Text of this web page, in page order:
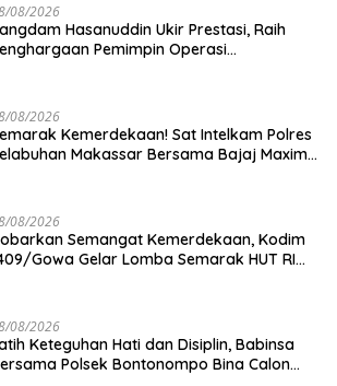
08/2026
Hasanuddin Ukir Prestasi, Raih
Pemimpin Operasi
08/2026
Kemerdekaan! Sat Intelkam Polres
Makassar Bersama Bajaj Maxim
08/2026
Semangat Kemerdekaan, Kodim
Gowa Gelar Lomba Semarak HUT RI
08/2026
Keteguhan Hati dan Disiplin, Babinsa
Polsek Bontonompo Bina Calon